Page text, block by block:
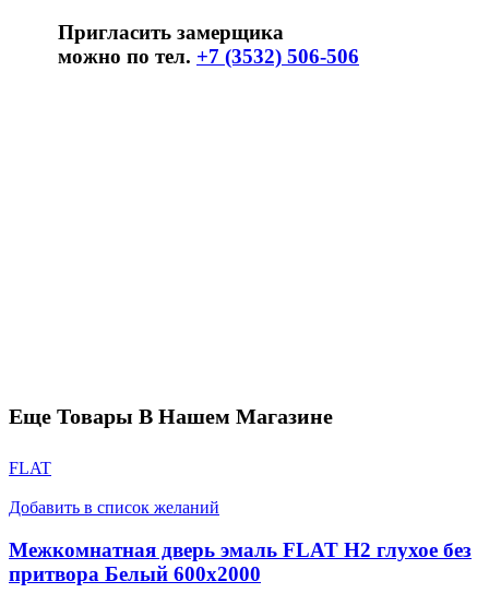
Пригласить замерщика
можно по тел. +7 (3532) 506-506
Еще Товары В Нашем Магазине
FLAT
Добавить в список желаний
Межкомнатная дверь эмаль FLAT H2 глухое без
притвора Белый 600х2000